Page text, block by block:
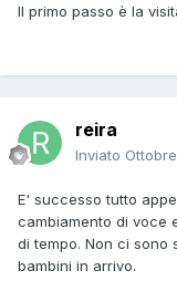
Il primo passo è la
reira
Inviato
E' successo tutto
cambiamento di voce
di tempo. Non ci sono
bambini in arrivo.